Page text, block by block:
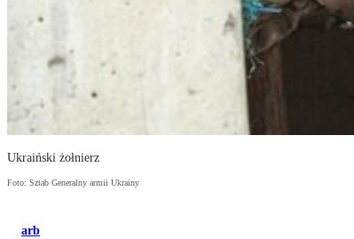
Ukraiński żołnierz
Foto: Sztab Generalny armii Ukrainy
arb